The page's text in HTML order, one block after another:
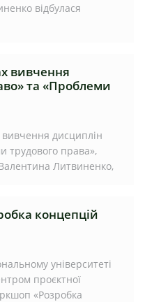
відбулася
вивчення
та «Проблеми
дисциплін
трудового права»,
Литвиненко,
концепцій
університеті
проєктної
«Розробка